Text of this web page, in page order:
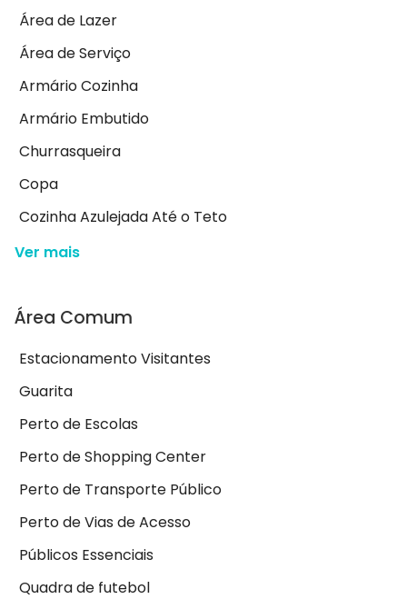
Área de Lazer
Área de Serviço
Armário Cozinha
Armário Embutido
Churrasqueira
Copa
Cozinha Azulejada Até o Teto
Ver mais
Área Comum
Estacionamento Visitantes
Guarita
Perto de Escolas
Perto de Shopping Center
Perto de Transporte Público
Perto de Vias de Acesso
Públicos Essenciais
Quadra de futebol